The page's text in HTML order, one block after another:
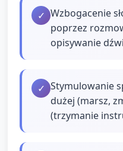
✓ Wzbogacenie
poprzez
opisywanie
✓ Stymulowanie
dużej (marsz,
(trzymanie